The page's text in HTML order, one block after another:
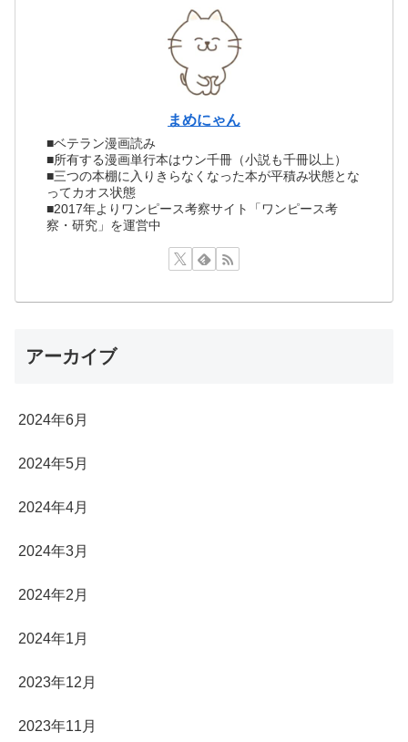
まめにゃん
■ベテラン漫画読み
■所有する漫画単行本はウン千冊（小説も千冊以上）
■三つの本棚に入りきらなくなった本が平積み状態とな
ってカオス状態
■2017年よりワンピース考察サイト「ワンピース考
察・研究」を運営中
アーカイブ
2024年6月
2024年5月
2024年4月
2024年3月
2024年2月
2024年1月
2023年12月
2023年11月